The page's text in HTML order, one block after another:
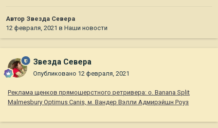
Автор Звезда Севера
12 февраля, 2021 в Наши новости
Звезда Севера
Опубликовано 12 февраля, 2021
Реклама щенков прямошерстного ретривера: о. Banana Split
Malmesbury Optimus Canis, м. Вандер Вэлли Адмирэйшн Роуз